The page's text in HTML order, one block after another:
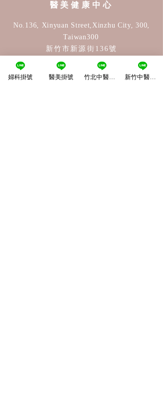
醫美​健康中心
No.136, Xinyuan Street,Xinzhu City, 300,
Taiwan300
新竹市新源街136號
03-575-0520
＃24
婦科掛號 醫美掛號 竹北中醫掛號 新竹中醫掛號